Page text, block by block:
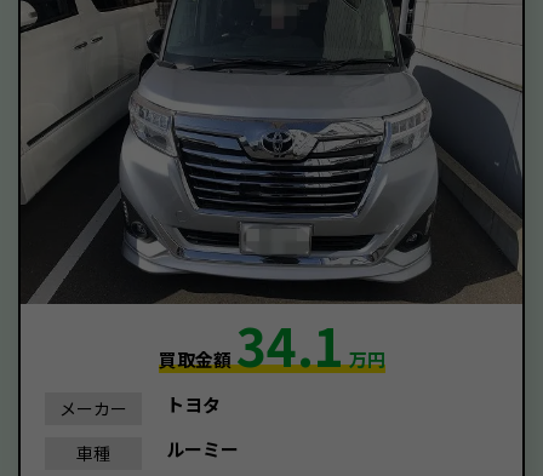
買取金額34.1万円
メーカー トヨタ
車種 ルーミー